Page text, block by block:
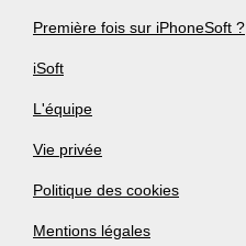
Première fois sur iPhoneSoft ?
iSoft
L'équipe
Vie privée
Politique des cookies
Mentions légales